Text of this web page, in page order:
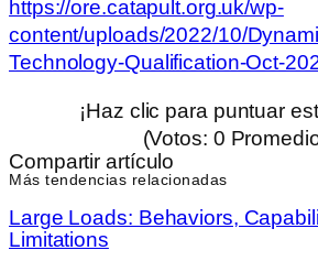
https://ore.catapult.org.uk/wp-
content/uploads/2022/10/
Technology-Qualification-Oct-
¡Haz clic para puntuar
(Votos: 0
Compartir artículo
Más tendencias relacionadas
Large Loads: Behaviors,
Limitations